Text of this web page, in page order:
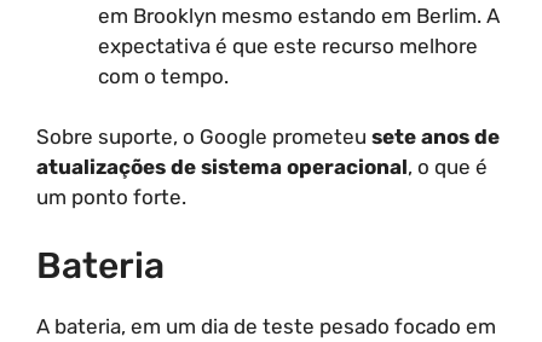
em Brooklyn mesmo estando em Berlim. A
expectativa é que este recurso melhore
com o tempo.
Sobre suporte, o Google prometeu sete anos de
atualizações de sistema operacional, o que é
um ponto forte.
Bateria
A bateria, em um dia de teste pesado focado em